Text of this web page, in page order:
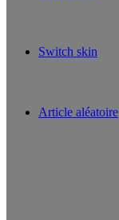
Switch skin
Article aléatoire